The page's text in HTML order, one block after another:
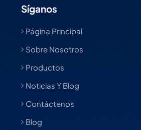
Síganos
Página Principal
Sobre Nosotros
Productos
Noticias Y Blog
Contáctenos
Blog